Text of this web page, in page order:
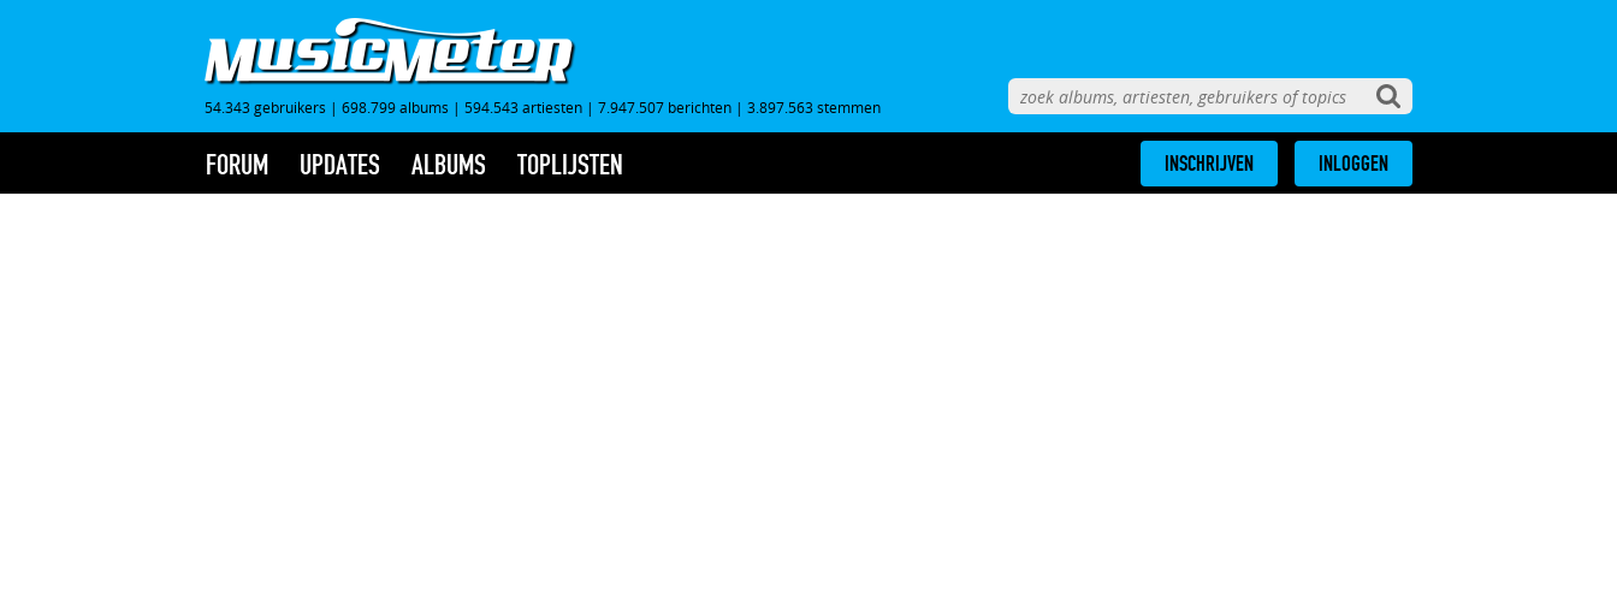
54.343 gebruikers | 698.799 albums | 594.543 artiesten | 7.947.507 berichten | 3.897.563 stemmen
FORUM UPDATES ALBUMS TOPLIJSTEN INSCHRIJVEN INLOGGEN